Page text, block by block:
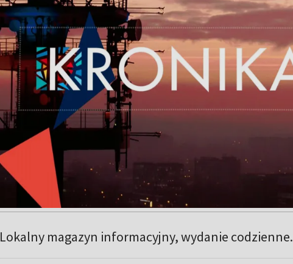
Lokalny magazyn informacyjny, wydanie codzienne.